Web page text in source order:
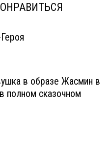
в образе Жасмин в
полном сказочном